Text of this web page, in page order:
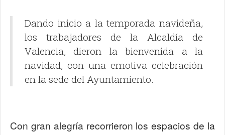
Dando inicio a la temporada navideña,
los trabajadores de la Alcaldía de
Valencia, dieron la bienvenida a la
navidad, con una emotiva celebración
en la sede del Ayuntamiento.
Con gran alegría recorrieron los espacios de la